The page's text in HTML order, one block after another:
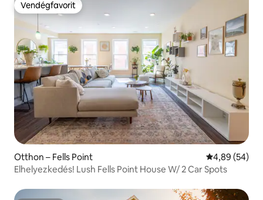
Vendégfavorit
Vendégfavorit
Otthon – Fells Point Átlagos
4,89 (54)
Elhelyezkedés! Lush Fells Point House W/ 2 Car Spots